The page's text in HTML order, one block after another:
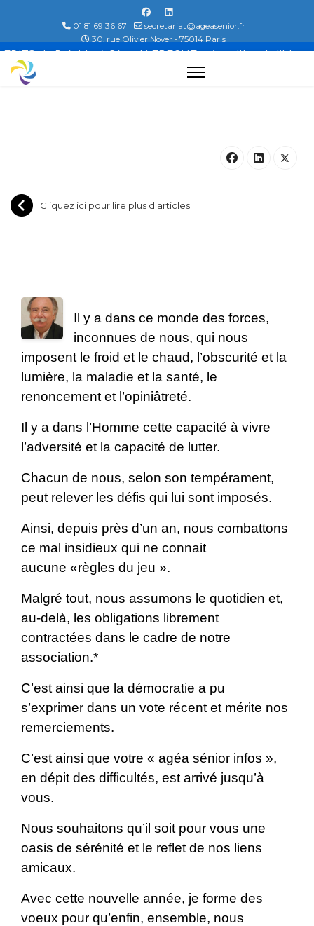
01 81 69 36 67
secretariat@ageasenior.fr
30, rue Olivier Noyer - 75014 Paris
Cliquez ici pour lire plus d'articles
EDITO du Président Gérard LEBEGUE, « Au milieu de l’hiver,
j’ai découvert en moi un invincible été. »
Il y a dans ce monde des forces,
inconnues de nous, qui nous
imposent le froid et le chaud, l’obscurité et la
lumière, la maladie et la santé, le
renoncement et l’opiniâtreté.
Il y a dans l’Homme cette capacité à vivre
l’adversité et la capacité de lutter.
Chacun de nous, selon son tempérament,
peut relever les défis qui lui sont imposés.
Ainsi, depuis près d’un an, nous combattons
ce mal insidieux qui ne connait
aucune «règles du jeu ».
Malgré tout, nous assumons le quotidien et,
au-delà, les obligations librement
contractées dans le cadre de notre
association.*
C’est ainsi que la démocratie a pu
s’exprimer dans un vote récent et mérite nos
remerciements.
C’est ainsi que votre « agéa sénior infos »,
en dépit des difficultés, est arrivé jusqu’à
vous.
Nous souhaitons qu’il soit pour vous une
oasis de sérénité et le reflet de nos liens
amicaux.
Avec cette nouvelle année, je forme des
voeux pour qu’enfin, ensemble, nous